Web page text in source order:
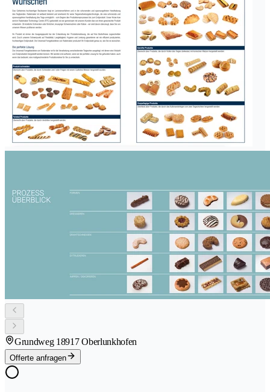
Grundweg 18917 Oberlunkhofen
Offerte anfragen